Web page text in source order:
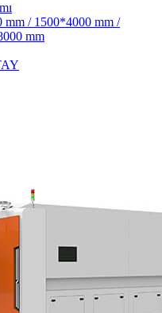
mm / 1500*4000 mm /
mm